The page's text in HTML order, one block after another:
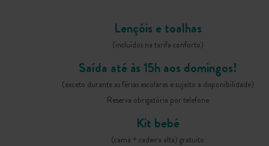
Lençóis e toalhas
(incluídos na tarifa conforto)
Saída até às 15h aos domingos!
(exceto durante as férias escolares e sujeito a disponibilidade)
Reserva obrigatória por telefone
Kit bebé
(cama + cadeira alta) gratuito